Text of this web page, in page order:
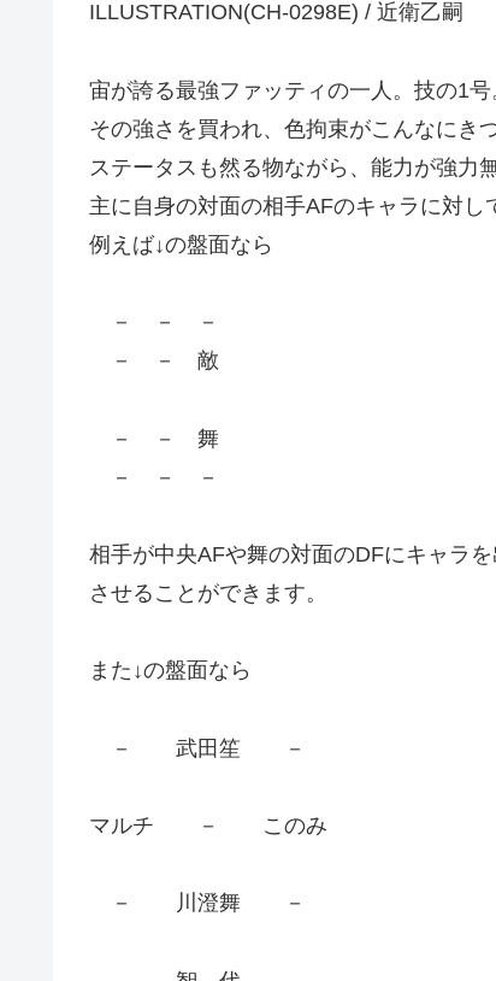
ILLUSTRATION(CH-0298E) / 近衛乙嗣
宙が誇る最強ファッティの一人。技の1号
その強さを買われ、色拘束がこんなにき
ステータスも然る物ながら、能力が強力無
主に自身の対面の相手AFのキャラに対し
例えば↓の盤面なら
－ － －
－ － 敵
－ － 舞
－ － －
相手が中央AFや舞の対面のDFにキャラ
させることができます。
また↓の盤面なら
－ 武田笙 －
マルチ － このみ
－ 川澄舞 －